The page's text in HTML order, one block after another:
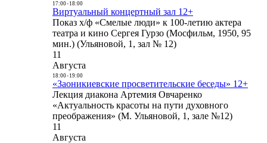
17:00- 18:00
Виртуальный концертный зал 12+
Показ х/ф «Смелые люди» к 100-летию актера
театра и кино Сергея Гурзо (Мосфильм, 1950, 95
мин.) (Ульяновой, 1, зал № 12)
11
Августа
18:00- 19:00
«Заоникиевские просветительские беседы» 12+
Лекция диакона Артемия Овчаренко
«Актуальность красоты на пути духовного
преображения» (М. Ульяновой, 1, зале №12)
11
Августа